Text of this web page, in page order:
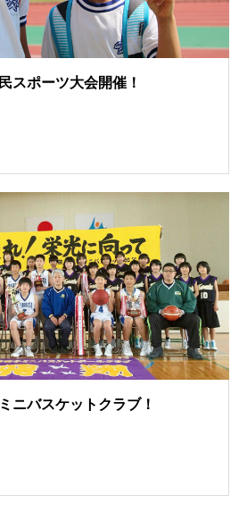
スポーツ大会開催！
ニバスケットクラブ！